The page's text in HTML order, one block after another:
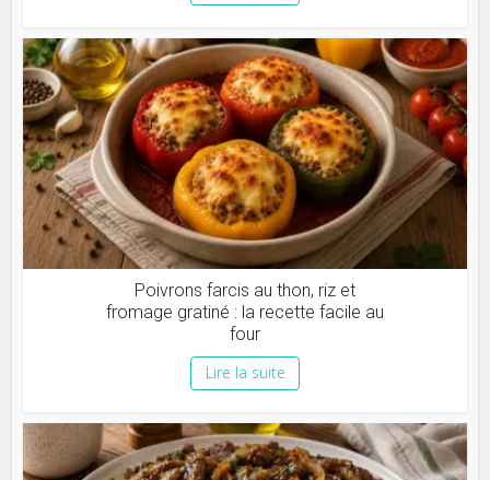
Poivrons farcis au thon, riz et
fromage gratiné : la recette facile au
four
Lire la suite